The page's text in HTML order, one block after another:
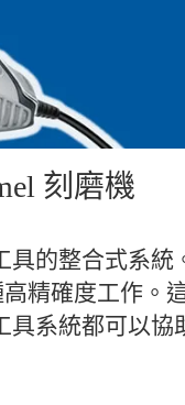
刻磨機
的整合式系
精確度工作
系統都可以